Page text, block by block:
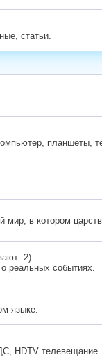
статьи.
планшеты,
мир, в котором
2)
реальных событиях.
языке.
HDTV телевещание.